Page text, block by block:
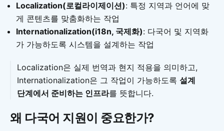
Localization(로컬라이제이션): 특정 지역과 언어에 맞
게 콘텐츠를 맞춤화하는 작업
Internationalization(i18n, 국제화): 다국어 및 지역화
가 가능하도록 시스템을 설계하는 작업
Localization은 실제 번역과 현지 적용을 의미하고,
Internationalization은 그 작업이 가능하도록 설계
단계에서 준비하는 인프라를 뜻합니다.
왜 다국어 지원이 중요한가?